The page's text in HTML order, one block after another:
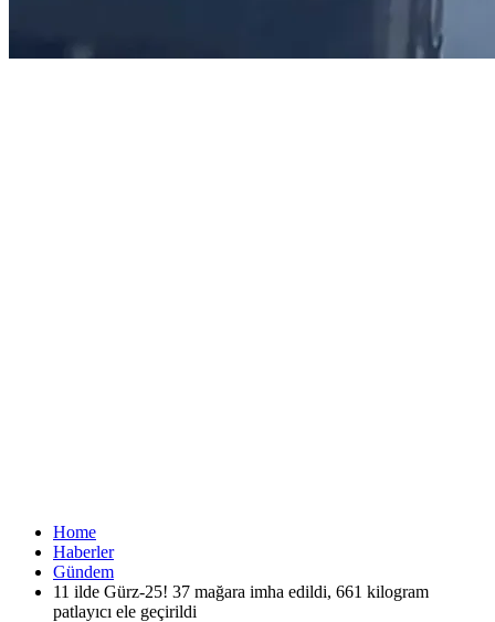
Home
Haberler
Gündem
11 ilde Gürz-25! 37 mağara imha edildi, 661 kilogram
patlayıcı ele geçirildi